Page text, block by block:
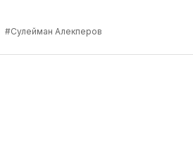
#Сулейман Алекперов